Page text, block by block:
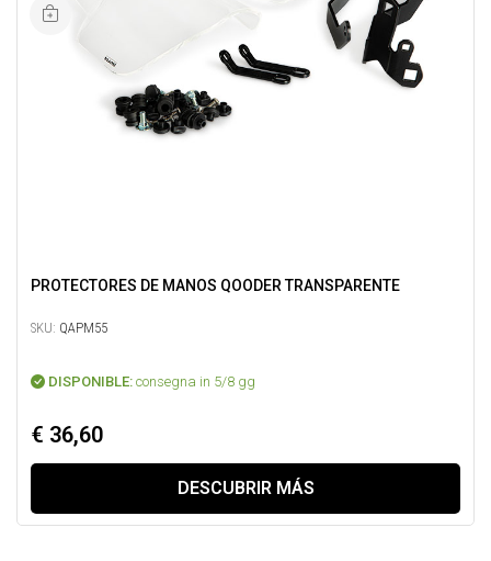
PROTECTORES DE MANOS QOODER TRANSPARENTE
SKU: QAPM55
DISPONIBLE: consegna in 5/8 gg
€ 36,60
DESCUBRIR MÁS